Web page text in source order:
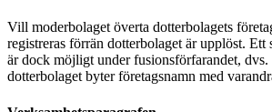
Vill moderbolaget överta dotterbolagets
registreras förrän dotterbolaget är upplöst. Ett
är dock möjligt under fusionsförfarandet, dvs.
dotterbolaget byter företagsnamn med